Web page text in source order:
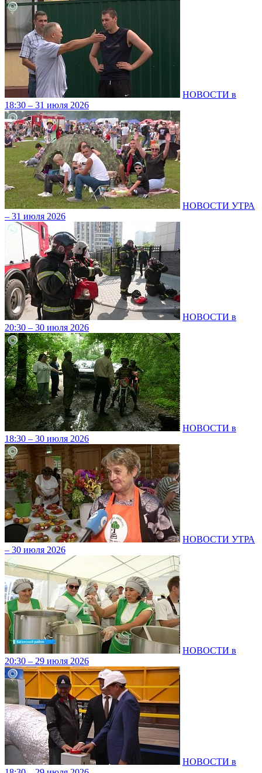
НОВОСТИ в
18:30 – 31 июля 2026
НОВОСТИ УТРА
– 31 июля 2026
НОВОСТИ в
20:30 – 30 июля 2026
НОВОСТИ в
18:30 – 30 июля 2026
НОВОСТИ УТРА
– 30 июля 2026
НОВОСТИ в
20:30 – 29 июля 2026
НОВОСТИ в